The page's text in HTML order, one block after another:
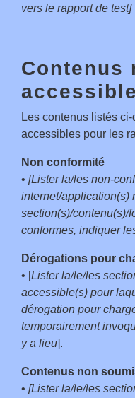
vers le rapport de test]
Contenus
Les contenus listés
accessibles pour les
Non conformité
• [Lister la/les non-
internet/application(s)
section(s)/contenu(s)/
conformes, indiquer
Dérogations pour
• [Lister la/le/les
accessible(s) pour
dérogation pour
temporairement
y a lieu].
Contenus non
• [Lister la/le/les